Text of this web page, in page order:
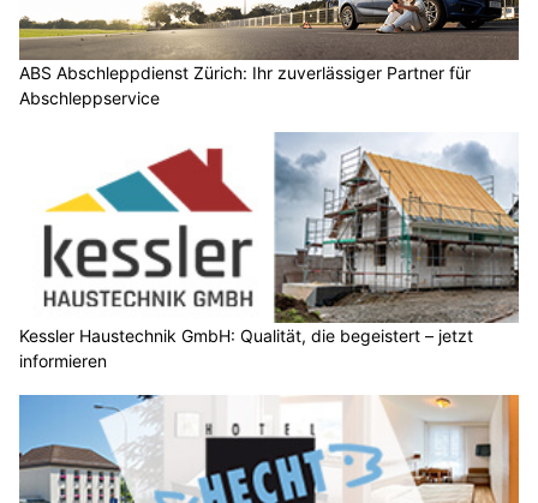
ABS Abschleppdienst Zürich: Ihr zuverlässiger Partner für
Abschleppservice
Kessler Haustechnik GmbH: Qualität, die begeistert – jetzt
informieren